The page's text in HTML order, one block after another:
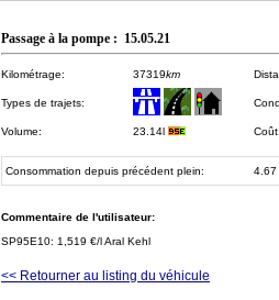
Passage à la pompe : 15.05.21
Kilométrage: 37319km
Types de trajets:
Volume: 23.14l
Consommation depuis précédent plein: 4.67
Commentaire de l'utilisateur:
SP95E10: 1,519 €/l Aral Kehl
<< Retourner au listing du véhicule